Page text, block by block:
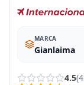
MARCA
Gianlaima
4.5